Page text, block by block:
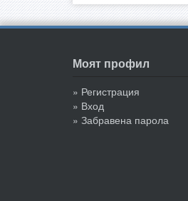
Моят профил
» Регистрация
» Вход
» Забравена парола